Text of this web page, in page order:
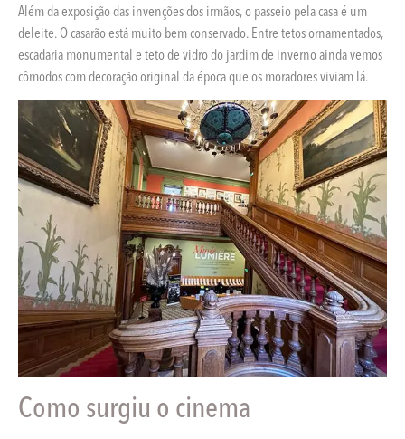
Além da exposição das invenções dos irmãos, o passeio pela casa é um
deleite. O casarão está muito bem conservado. Entre tetos ornamentados,
escadaria monumental e teto de vidro do jardim de inverno ainda vemos
cômodos com decoração original da época que os moradores viviam lá.
Como surgiu o cinema